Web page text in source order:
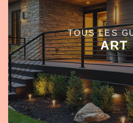
TOUS LES
ART
EN SAVOIR